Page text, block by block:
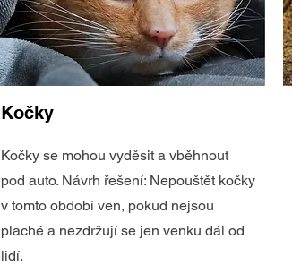
Kočky
Kočky se mohou vyděsit a vběhnout
pod auto. Návrh řešení: Nepouštět kočky
v tomto období ven, pokud nejsou
plaché a nezdržují se jen venku dál od
lidí.